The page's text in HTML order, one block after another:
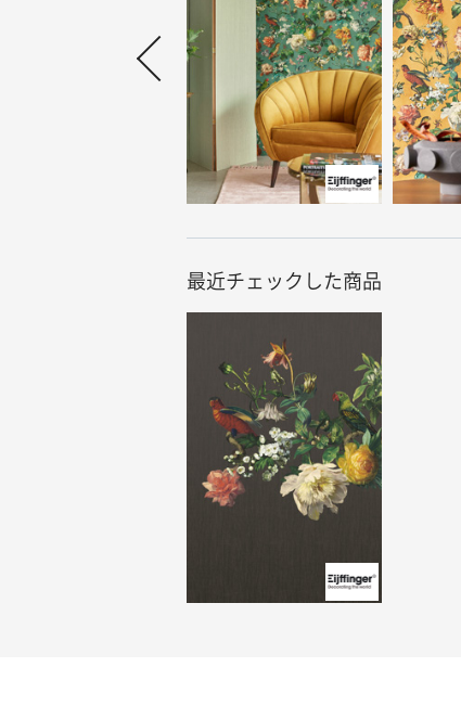
最近チェックした商品